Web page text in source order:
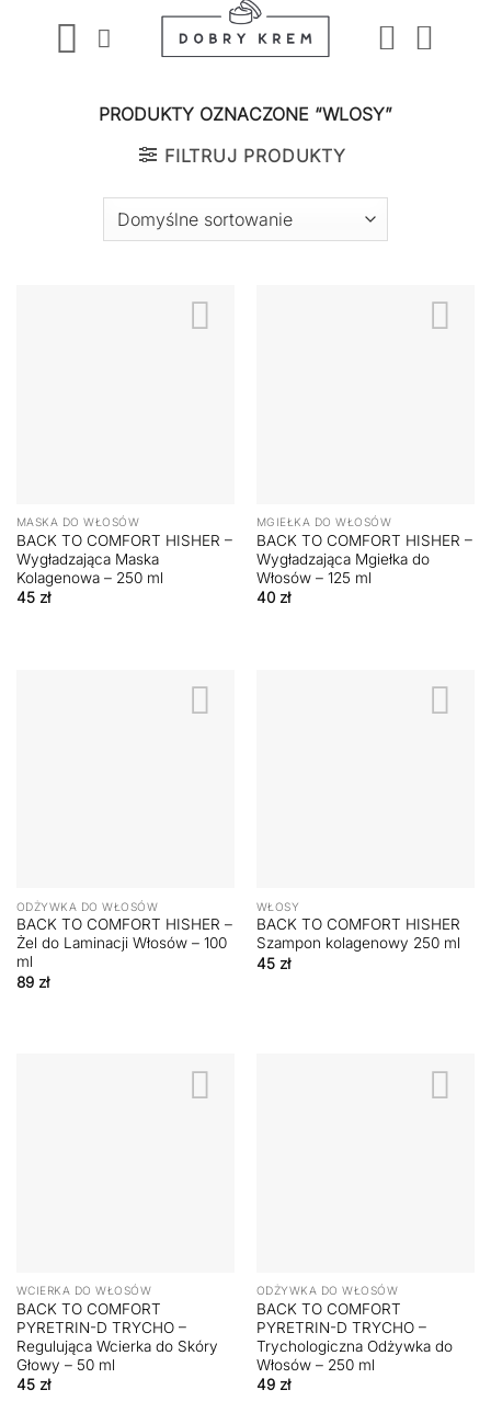
PRODUKTY OZNACZONE “WLOSY”
FILTRUJ PRODUKTY
MASKA DO WŁOSÓW
BACK TO COMFORT HISHER –
Wygładzająca Maska
Kolagenowa – 250 ml
45 zł
MGIEŁKA DO WŁOSÓW
BACK TO COMFORT HISHER –
Wygładzająca Mgiełka do
Włosów – 125 ml
40 zł
ODŻYWKA DO WŁOSÓW
BACK TO COMFORT HISHER –
Żel do Laminacji Włosów – 100
ml
89 zł
WŁOSY
BACK TO COMFORT HISHER
Szampon kolagenowy 250 ml
45 zł
WCIERKA DO WŁOSÓW
BACK TO COMFORT
PYRETRIN-D TRYCHO –
Regulująca Wcierka do Skóry
Głowy – 50 ml
45 zł
ODŻYWKA DO WŁOSÓW
BACK TO COMFORT
PYRETRIN-D TRYCHO –
Trychologiczna Odżywka do
Włosów – 250 ml
49 zł